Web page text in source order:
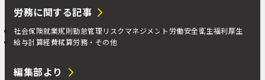
労務に関する記事
社会保険就業規則勤怠管理 リスクマネジメント 労働安全衛生福利厚生
給与計算経費精算労務・その他
編集部より